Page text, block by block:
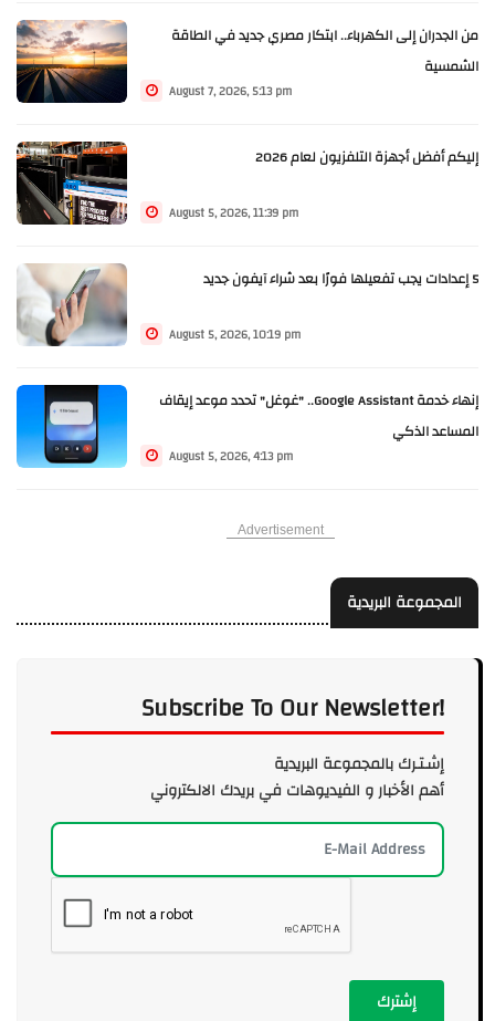
من الجدران إلى الكهرباء.. ابتكار مصري جديد في الطاقة
الشمسية
August 7, 2026, 5:13 pm
إليكم أفضل أجهزة التلفزيون لعام 2026
August 5, 2026, 11:39 pm
5 إعدادات يجب تفعيلها فورًا بعد شراء آيفون جديد
August 5, 2026, 10:19 pm
إنهاء خدمة Google Assistant.. "غوغل" تحدد موعد إيقاف
المساعد الذكي
August 5, 2026, 4:13 pm
Advertisement
المجموعة البريدية
Subscribe To Our Newsletter!
إشـتـرك بالمجموعة البريدية
أهم الأخبار و الفيديوهات في بريدك الالكتروني
إشترك